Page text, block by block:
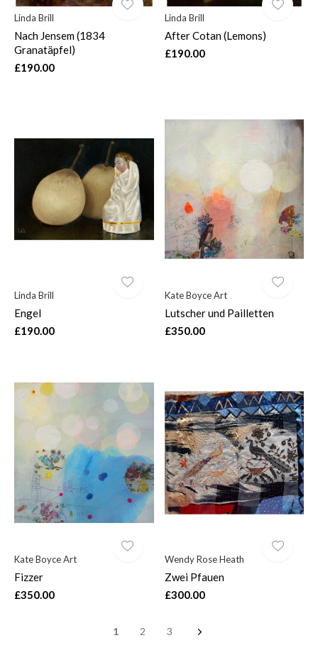
Linda Brill
Nach Jensem (1834
Granatäpfel)
£190.00
Linda Brill
After Cotan (Lemons)
£190.00
Linda Brill
Engel
£190.00
Kate Boyce Art
Lutscher und Pailletten
£350.00
Kate Boyce Art
Fizzer
£350.00
Wendy Rose Heath
Zwei Pfauen
£300.00
1 2 3